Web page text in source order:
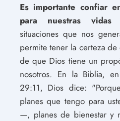
Es importante confiar
para nuestras vidas
situaciones que nos
permite tener la certeza de
de que Dios tiene un
nosotros. En la Biblia,
29:11, Dios dice:
planes que tengo para
—, planes de bienestar y